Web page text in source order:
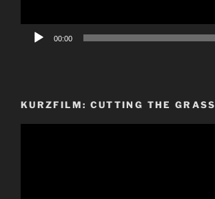
00:00
KURZFILM: CUTTING THE GRASS